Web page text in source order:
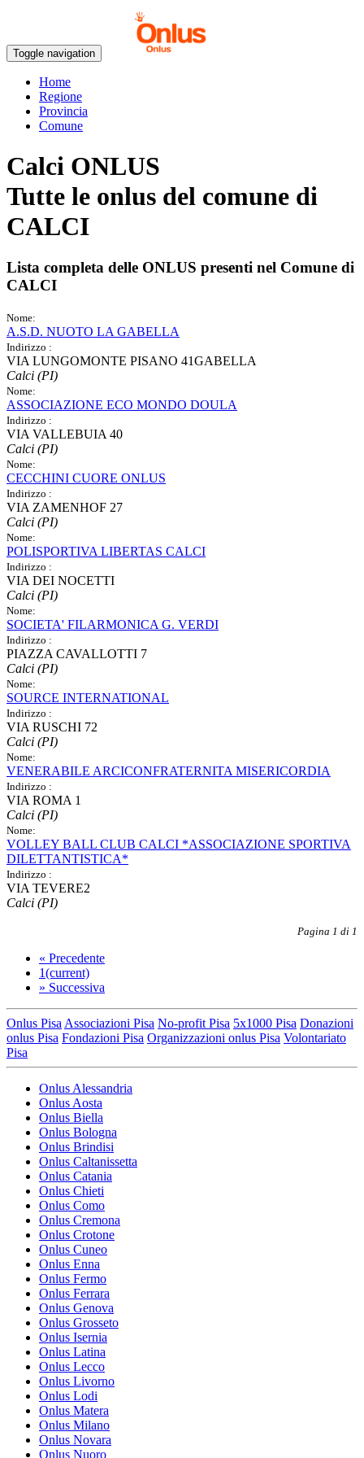
Toggle navigation
Home
Regione
Provincia
Comune
Calci ONLUS
Tutte le onlus del comune di
CALCI
Lista completa delle ONLUS presenti nel Comune di
CALCI
Nome:
A.S.D. NUOTO LA GABELLA
Indirizzo :
VIA LUNGOMONTE PISANO 41GABELLA
Calci (PI)
Nome:
ASSOCIAZIONE ECO MONDO DOULA
Indirizzo :
VIA VALLEBUIA 40
Calci (PI)
Nome:
CECCHINI CUORE ONLUS
Indirizzo :
VIA ZAMENHOF 27
Calci (PI)
Nome:
POLISPORTIVA LIBERTAS CALCI
Indirizzo :
VIA DEI NOCETTI
Calci (PI)
Nome:
SOCIETA' FILARMONICA G. VERDI
Indirizzo :
PIAZZA CAVALLOTTI 7
Calci (PI)
Nome:
SOURCE INTERNATIONAL
Indirizzo :
VIA RUSCHI 72
Calci (PI)
Nome:
VENERABILE ARCICONFRATERNITA MISERICORDIA
Indirizzo :
VIA ROMA 1
Calci (PI)
Nome:
VOLLEY BALL CLUB CALCI *ASSOCIAZIONE SPORTIVA
DILETTANTISTICA*
Indirizzo :
VIA TEVERE2
Calci (PI)
Pagina 1 di 1
« Precedente
1(current)
» Successiva
Onlus Pisa Associazioni Pisa No-profit Pisa 5x1000 Pisa Donazioni
onlus Pisa Fondazioni Pisa Organizzazioni onlus Pisa Volontariato
Pisa
Onlus Alessandria
Onlus Aosta
Onlus Biella
Onlus Bologna
Onlus Brindisi
Onlus Caltanissetta
Onlus Catania
Onlus Chieti
Onlus Como
Onlus Cremona
Onlus Crotone
Onlus Cuneo
Onlus Enna
Onlus Fermo
Onlus Ferrara
Onlus Genova
Onlus Grosseto
Onlus Isernia
Onlus Latina
Onlus Lecco
Onlus Livorno
Onlus Lodi
Onlus Matera
Onlus Milano
Onlus Novara
Onlus Nuoro